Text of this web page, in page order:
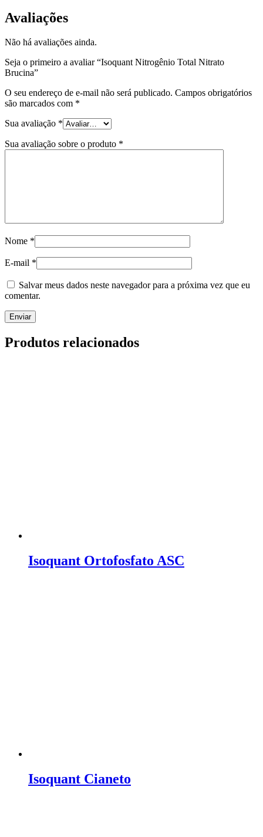
Avaliações
Não há avaliações ainda.
Seja o primeiro a avaliar “Isoquant Nitrogênio Total Nitrato
Brucina”
O seu endereço de e-mail não será publicado. Campos obrigatórios
são marcados com *
Sua avaliação *
Sua avaliação sobre o produto *
Nome *
E-mail *
Salvar meus dados neste navegador para a próxima vez que eu
comentar.
Produtos relacionados
Isoquant Ortofosfato ASC
Isoquant Cianeto